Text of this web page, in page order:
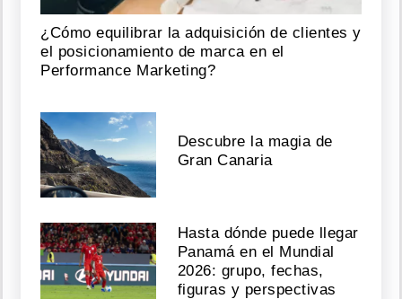
¿Cómo equilibrar la adquisición de clientes y
el posicionamiento de marca en el
Performance Marketing?
Descubre la magia de
Gran Canaria
Hasta dónde puede llegar
Panamá en el Mundial
2026: grupo, fechas,
figuras y perspectivas